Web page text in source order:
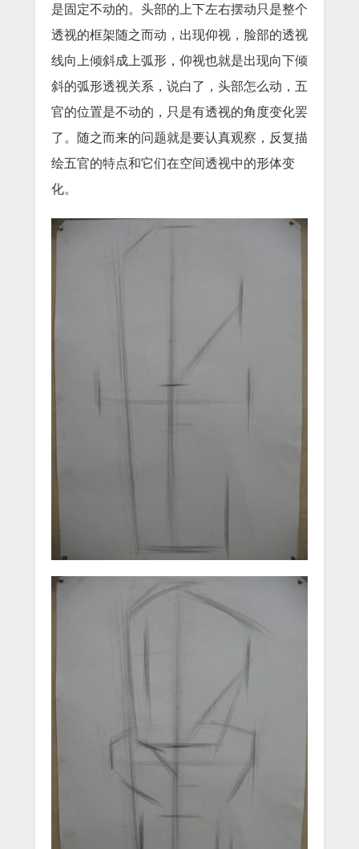
是固定不动的。头部的上下左右摆动只是整个
透视的框架随之而动，出现仰视，脸部的透视
线向上倾斜成上弧形，仰视也就是出现向下倾
斜的弧形透视关系，说白了，头部怎么动，五
官的位置是不动的，只是有透视的角度变化罢
了。随之而来的问题就是要认真观察，反复描
绘五官的特点和它们在空间透视中的形体变
化。